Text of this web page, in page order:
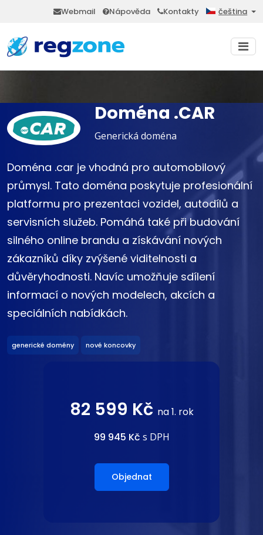
Webmail Nápověda Kontakty čeština
Doména .CAR
Generická doména
Doména .car je vhodná pro automobilový
průmysl. Tato doména poskytuje profesionální
platformu pro prezentaci vozidel, autodílů a
servisních služeb. Pomáhá také při budování
silného online brandu a získávání nových
zákazníků díky zvýšené viditelnosti a
důvěryhodnosti. Navíc umožňuje sdílení
informací o nových modelech, akcích a
speciálních nabídkách.
generické domény nové koncovky
82 599 Kč na 1. rok
99 945 Kč s DPH
Objednat